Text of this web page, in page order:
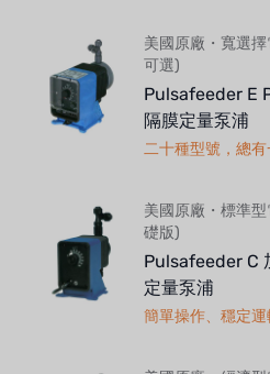
美國原廠・寬選
可選)
Pulsafeeder E
隔膜定量泵浦
二十種型號，總
美國原廠・標準
礎版)
Pulsafeeder C
定量泵浦
簡單操作、穩定